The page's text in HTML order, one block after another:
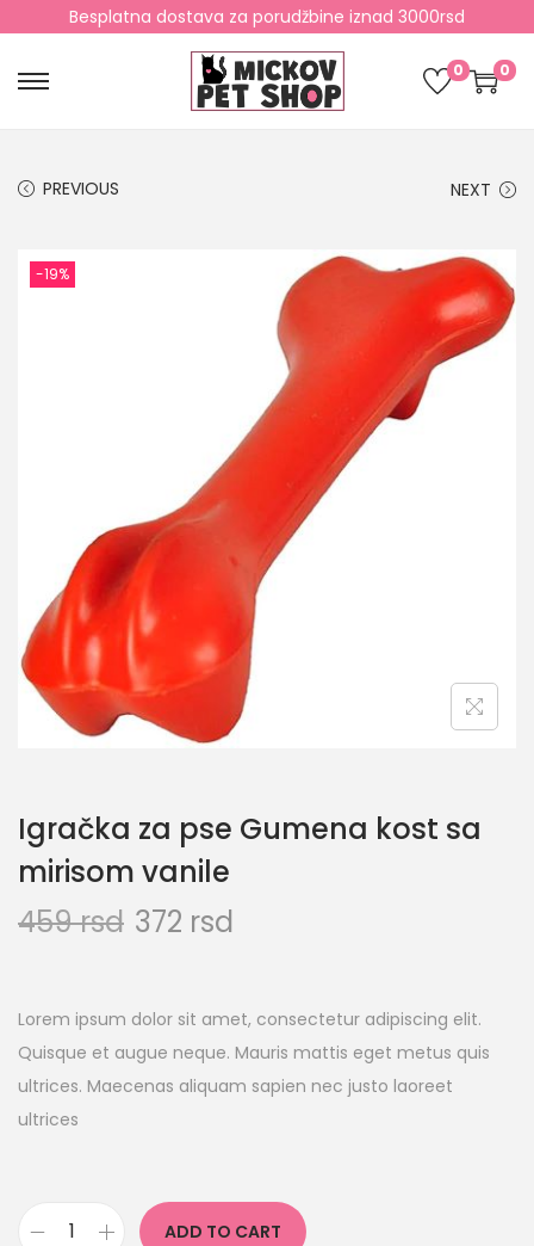
Besplatna dostava za porudžbine iznad 3000rsd
0 0
PREVIOUS NEXT
-19%
Igračka za pse Gumena kost sa
mirisom vanile
459rsd 372 rsd
Lorem ipsum dolor sit amet, consectetur adipiscing elit.
Quisque et augue neque. Mauris mattis eget metus quis
ultrices. Maecenas aliquam sapien nec justo laoreet
ultrices
ADD TO CART